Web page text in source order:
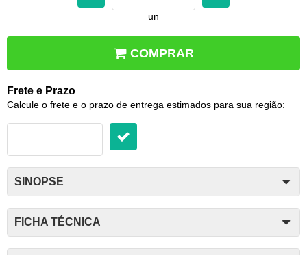
un
COMPRAR
Frete e Prazo
Calcule o frete e o prazo de entrega estimados para sua região:
SINOPSE
FICHA TÉCNICA